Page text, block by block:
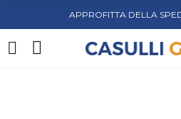
APPROFITTA DELLA